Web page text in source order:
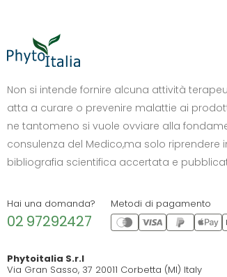
Non si intende fornire alcuna attività
atta a curare o prevenire malattie ai
ne tantomeno si vuole ovviare alla
consulenza del Medico,ma solo riprendere
bibliografia scientifica accertata e
Hai una domanda?
02 97292427
Metodi di pagamento
Phytoitalia S.r.l
Via Gran Sasso, 37 20011 Corbetta (MI) Italy
DIMENSIONE TESTO
A- +0% A+
CONTRASTO
Standard Alto Scuro Chiaro
OPZIONI
Cursore grande Spaziatura testo
Stop animazioni
Normali Scala grigi